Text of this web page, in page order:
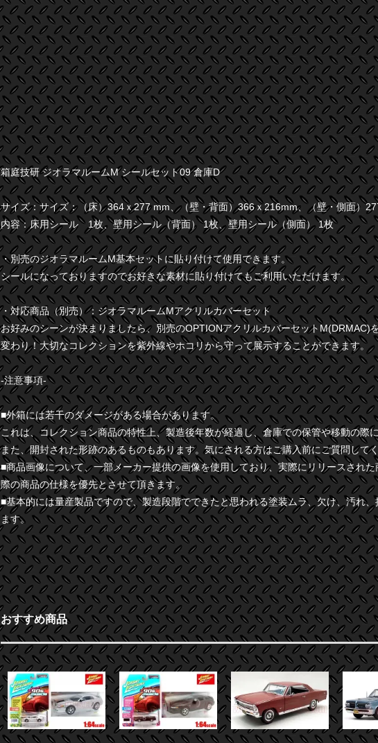
箱庭技研 ジオラマルームM シールセット09 倉庫D
サイズ：サイズ：（床）364ｘ277 mm、（壁・背面）366ｘ216mm、（壁・側面）
内容：床用シール 1枚、壁用シール（背面） 1枚、壁用シール（側面） 1枚
・別売のジオラマルームM基本セットに貼り付けて使用できます。
シールになっておりますのでお好きな素材に貼り付けてもご利用いただけます。
・対応商品（別売）：ジオラマルームMアクリルカバーセット
お好みのシーンが決まりましたら、別売のOPTIONアクリルカバーセット
変わり！大切なコレクションを紫外線やホコリから守って展示することができます。
-注意事項-
■外箱には若干のダメージがある場合があります。
これは、コレクション商品の特性上、製造後年数が経過し、倉庫での保管や移動の際
また、開封された形跡のあるものもあります。気にされる方はご購入前にご質問して
■商品画像について、一部メーカー提供の画像を使用しており、実際にリリースされ
際の商品の仕様を優先とさせて頂きます。
■基本的には量産製品ですので、製造段階でできたと思われる塗装ムラ、欠け、汚れ
ます。
おすすめ商品